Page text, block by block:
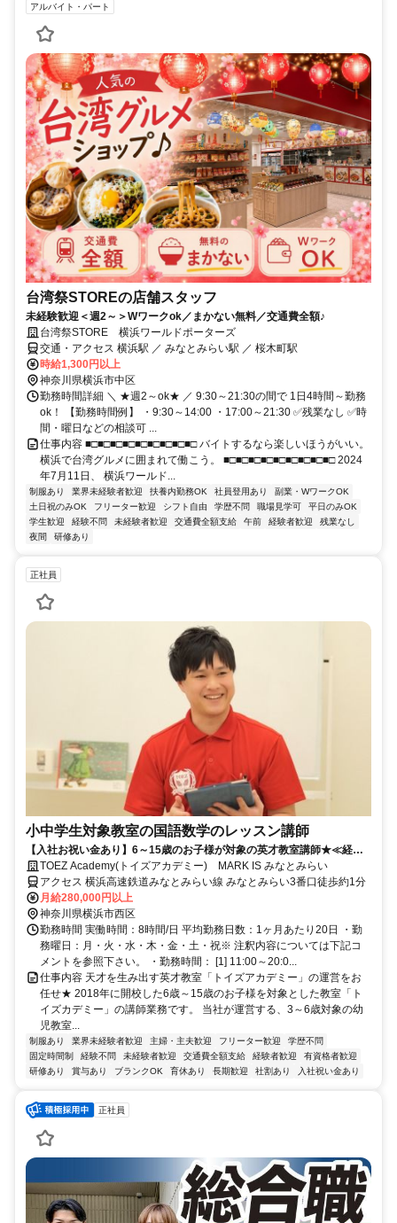
アルバイト・パート
台湾祭STOREの店舗スタッフ
未経験歓迎＜週2～＞Wワークok／まかない無料／交通費全額♪
台湾祭STORE 横浜ワールドポーターズ
交通・アクセス 横浜駅 ／ みなとみらい駅 ／ 桜木町駅
時給1,300円以上
神奈川県横浜市中区
勤務時間詳細 ＼ ★週2～ok★ ／ 9:30～21:30の間で 1日4時間～勤務
ok！ 【勤務時間例】 ・9:30～14:00 ・17:00～21:30 ✅残業なし ✅時
間・曜日などの相談可 ...
仕事内容 ■□■□■□■□■□■□■□■□■□ バイトするなら楽しいほうがいい。
横浜で台湾グルメに囲まれて働こう。 ■□■□■□■□■□■□■□■□■□ 2024
年7⽉11⽇、 横浜ワールド...
制服あり 業界未経験者歓迎 扶養内勤務OK 社員登用あり
副業・WワークOK
土日祝のみOK
フリーター歓迎 シフト自由 学歴不問 職場見学可
平日のみOK
学生歓迎
経験不問 未経験者歓迎 交通費全額支給 午前 経験者歓迎
残業なし
夜間
研修あり
正社員
小中学生対象教室の国語数学のレッスン講師
【入社お祝い金あり】6～15歳のお子様が対象の英才教室講師★≪経験/
資格不要≫
TOEZ Academy(トイズアカデミー) MARK IS みなとみらい
アクセス 横浜高速鉄道みなとみらい線 みなとみらい3番口徒歩約1分
月給280,000円以上
神奈川県横浜市西区
勤務時間 実働時間：8時間/日 平均勤務日数：1ヶ月あたり20日 ・勤
務曜日：月・火・水・木・金・土・祝※ 注釈内容については下記コ
メントを参照下さい。 ・勤務時間： [1] 11:00～20:0...
仕事内容 天才を生み出す英才教室「トイズアカデミー」の運営をお
任せ★ 2018年に開校した6歳～15歳のお子様を対象とした教室「ト
イズカデミー」の講師業務です。 当社が運営する、3～6歳対象の幼
児教室...
制服あり 業界未経験者歓迎 主婦・主夫歓迎 フリーター歓迎
学歴不問
固定時間制
経験不問 未経験者歓迎 交通費全額支給 経験者歓迎
有資格者歓迎
研修あり
賞与あり ブランクOK 育休あり 長期歓迎 社割あり 入社祝い金あり
正社員